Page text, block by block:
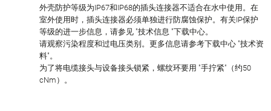
外壳防护等级为IP67和IP68的插头连接器不适合在水中使用。在
室外使用时，插头连接器必须单独进行防腐蚀保护。有关IP保护
等级的进一步信息，请参见 "技术信息 "下载中心。
请观察污染程度和过电压类别。更多信息请参考下载中心 "技术资
料"。
为了将电缆接头与设备接头锁紧，螺纹环要用 "手拧紧"（约50
cNm）。